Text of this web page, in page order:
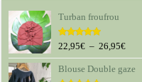
Turban froufrou
Note5.00
sur 5
22,95€ – 26,95€Plage
de
prix :
Blouse Double gaze